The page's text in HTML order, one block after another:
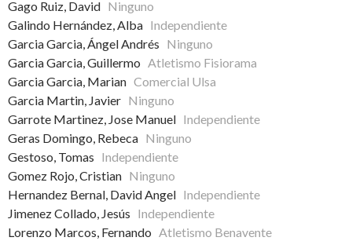
Gago Ruiz, David Ninguno
Galindo Hernández, Alba Independiente
Garcia Garcia, Ángel Andrés Ninguno
Garcia Garcia, Guillermo Atletismo Fisiorama
Garcia Garcia, Marian Comercial Ulsa
Garcia Martin, Javier Ninguno
Garrote Martinez, Jose Manuel Independiente
Geras Domingo, Rebeca Ninguno
Gestoso, Tomas Independiente
Gomez Rojo, Cristian Ninguno
Hernandez Bernal, David Angel Independiente
Jimenez Collado, Jesús Independiente
Lorenzo Marcos, Fernando Atletismo Benavente